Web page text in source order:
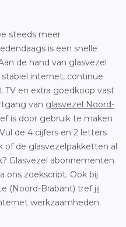
steeds meer
is een snelle
de hand van glasvezel
internet, continue
TV en extra goedkoop vast
van glasvezel Noord-
is door gebruik te maken
de 4 cijfers en 2 letters
of de glasvezelpakketten al
Glasvezel abonnementen
ons zoekscript. Ook bij
(Noord-Brabant) tref jij
werkzaamheden.